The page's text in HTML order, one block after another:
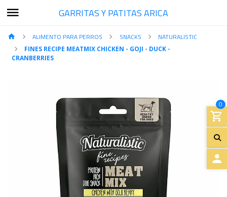
GARRITAS Y PATITAS ARICA
0
ALIMENTO PARA PERROS SNACKS NATURALISTIC
FINES RECIPE MEATMIX CHICKEN - GOJI - DUCK -
CRANBERRIES